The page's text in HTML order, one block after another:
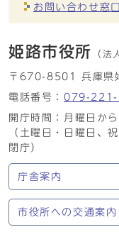
お問い合わせ窓
姫路市役所 （法
〒670-8501 兵庫県
電話番号： 079-221-
開庁時間：月曜日か
（土曜日・日曜日、
閉庁）
庁舎案内
市役所への交通案内